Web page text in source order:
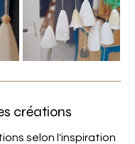
créations
selon l'inspiration